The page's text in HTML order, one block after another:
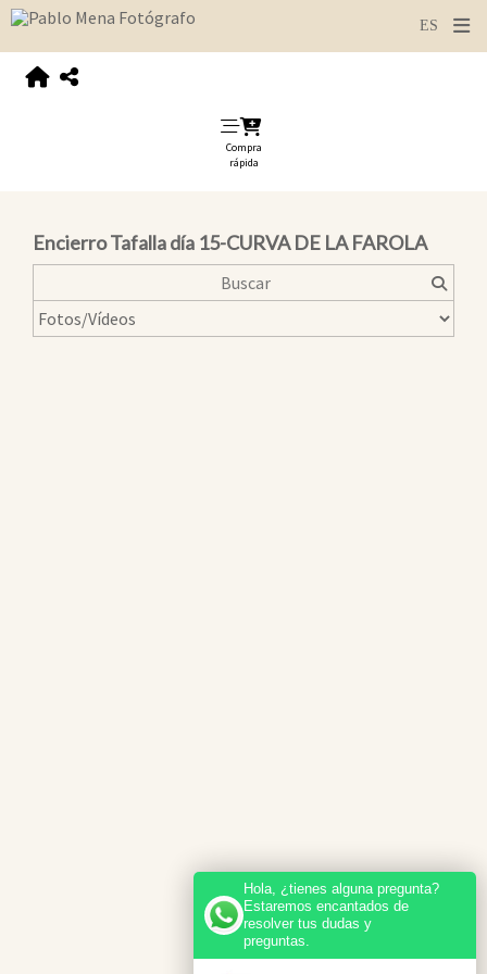
Compra
rápida
Encierro Tafalla día 15-CURVA DE LA FAROLA
Hola, ¿tienes alguna pregunta?
Estaremos encantados de
resolver tus dudas y
preguntas.